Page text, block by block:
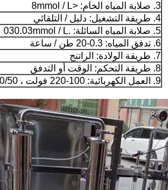
3. صلابة المياه الخام: <8mmol / L
4. طريقة التشغيل: دليل / التلقائي
5. صلابة المياه السائلة: .030.03mmol / L
6. تدفق المياه: 0.3-20 طن / ساعة
7. طريقة الولادة: الراتنج
8. طريقة التحكم: الوقت أو التدفق
9. العمل الكهربائية: 100-220 فولت ، 60/50 هرتز